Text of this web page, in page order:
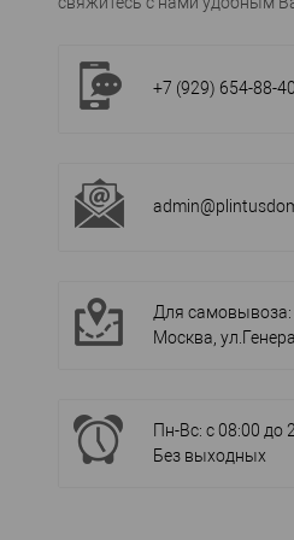
+7 (929) 654-88-40
Для самовывоза:
Москва,
Пн-Вс: с 08:00 до
Без выходных